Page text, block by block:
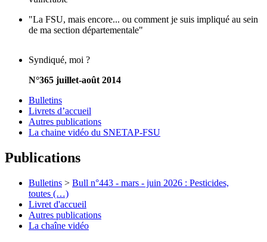
"La FSU, mais encore... ou comment je suis impliqué au sein
de ma section départementale"
Syndiqué, moi ?
N°365 juillet-août 2014
Bulletins
Livrets d’accueil
Autres publications
La chaine vidéo du SNETAP-FSU
Publications
Bulletins > Bull n°443 - mars - juin 2026 : Pesticides,
toutes (…)
Livret d'accueil
Autres publications
La chaîne vidéo